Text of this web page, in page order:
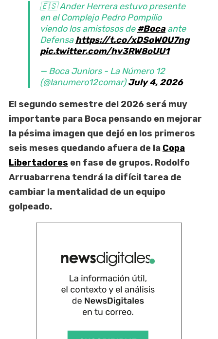
🇪🇸 Ander Herrera estuvo presente
en el Complejo Pedro Pompilio
viendo los amistosos de#Bocaante
Defensahttps://t.co/xDSoW0U7ng
pic.twitter.com/hv3RW8oUU1
— Boca Juniors - La Número 12
(@lanumero12comar)July 4, 2026
El segundo semestre del 2026 será muy
importante para Boca pensando en mejorar
la pésima imagen que dejó en los primeros
seis meses quedando afuera de la Copa
Libertadores en fase de grupos. Rodolfo
Arruabarrena tendrá la difícil tarea de
cambiar la mentalidad de un equipo
golpeado.